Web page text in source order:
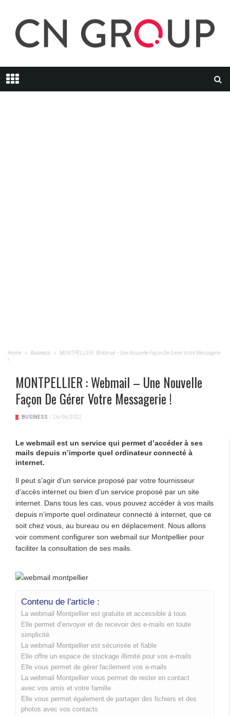
Home Business
MONTPELLIER : Webmail – Une Nouvelle Façon De Gérer Votre Messagerie
!
MONTPELLIER : Webmail – Une Nouvelle
Façon De Gérer Votre Messagerie !
BUSINESS / 26/06/2022
Le webmail est un service qui permet d’accéder à ses
mails depuis n’importe quel ordinateur connecté à
internet.
Il peut s’agir d’un service proposé par votre fournisseur
d’accès internet ou bien d’un service proposé par un site
internet. Dans tous les cas, vous pouvez accéder à vos mails
depuis n’importe quel ordinateur connecté à internet, que ce
soit chez vous, au bureau ou en déplacement. Nous allons
voir comment configurer son webmail sur Montpellier pour
faciliter la consultation de ses mails.
Contenu de l'article :
La webmail Montpellier est gratuite et accessible à tous
Elle permet d’envoyer et de recevoir des e-mails en toute
simplicité
La webmail Montpellier est sécurisée et fiable
Elle offre un espace de stockage illimité pour vos e-mails
Elle vous permet de gérer facilement vos e-mails
La webmail Montpellier vous permet de rester en contact
avec vos amis et votre famille
Elle vous permet également de partager des fichiers et des
photos avec vos contacts